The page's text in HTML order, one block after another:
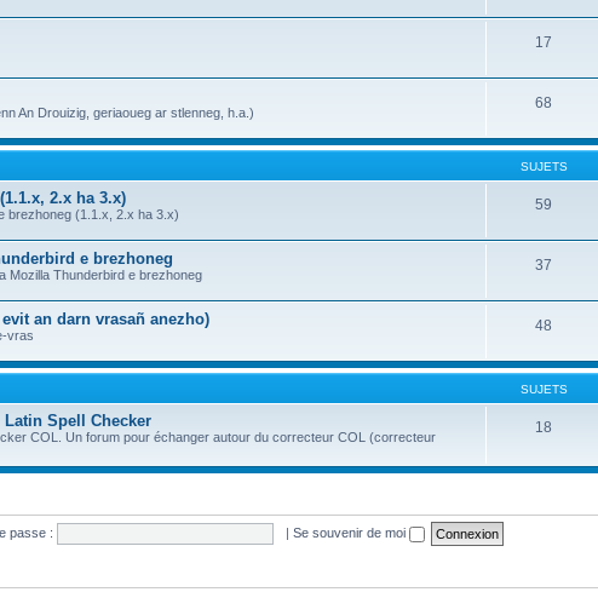
17
An Drouizig, geriaoueg ar stlenneg, h.a.)
68
SUJETS
2.x ha 3.x)
brezhoneg (1.1.x, 2.x ha 3.x)
59
e brezhoneg
Mozilla Thunderbird e brezhoneg
37
an darn vrasañ anezho)
vras
48
SUJETS
Spell Checker
COL. Un forum pour échanger autour du correcteur COL (correcteur
18
passe : | Se souvenir de moi